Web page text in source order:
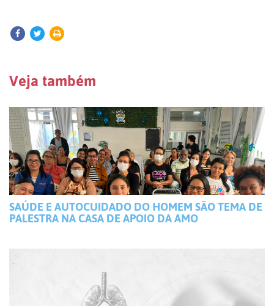
Veja também
SAÚDE E AUTOCUIDADO DO HOMEM SÃO TEMA DE
PALESTRA NA CASA DE APOIO DA AMO